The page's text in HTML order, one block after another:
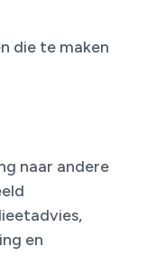
die te maken
naar andere
en